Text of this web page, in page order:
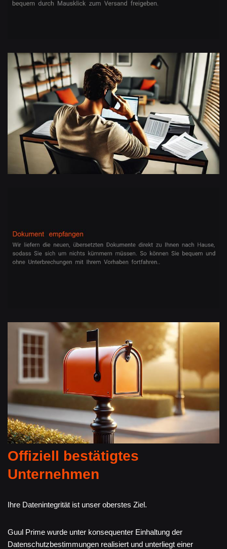
Offiziell bestätigtes
Unternehmen
Ihre Datenintegrität ist unser oberstes Ziel.
Guul Prime wurde unter konsequenter Einhaltung der
Datenschutzbestimmungen realisiert und unterliegt einer